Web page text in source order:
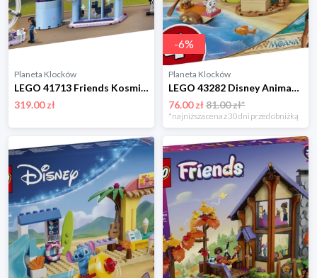
Planeta Klocków
LEGO 41713 Friends Kosmiczna akademia Olivii Lego
319.00 zł
-6%
Planeta Klocków
LEGO 43282 Disney Animation Wiejska chatka i łódź Lego
76.00 zł81.00 zł*
*najniższa cena z 30 dni przed obniżką